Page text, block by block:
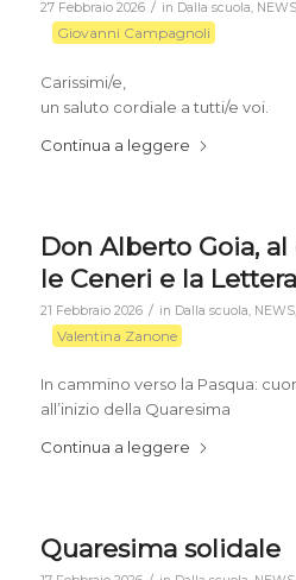
27 Febbraio 2026 / in Dalla scuola, NEWS
Giovanni Campagnoli
Carissimi/e,
un saluto cordiale a tutti/e voi.
Continua a leggere
Don Alberto Goia,
le Ceneri e la
21 Febbraio 2026 / in Dalla scuola NEWS,
Valentina Zanone
In cammino verso la Pasqua:
all’inizio della Quaresima
Continua a leggere
Quaresima solidale